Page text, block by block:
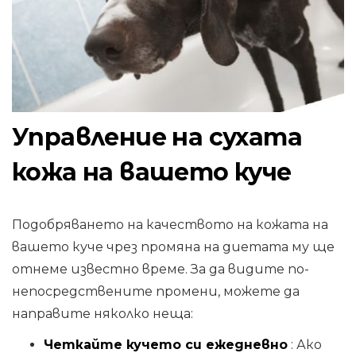
Управление на сухата
кожа на вашето куче
Подобряването на качеството на кожата на
вашето куче чрез промяна на диетата му ще
отнеме известно време. За да видите по-
непосредствените промени, можете да
направите няколко неща:
Четкайте кучето си ежедневно : Ако